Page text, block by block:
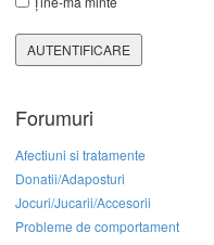
AUTENTIFICARE
Forumuri
Afectiuni si tratamente
Donatii/Adaposturi
Jocuri/Jucarii/Accesorii
Probleme de comportament